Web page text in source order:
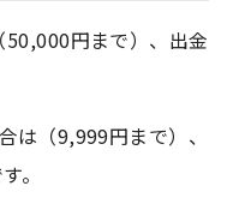
円まで）、出金
は（9,999円まで）、
。